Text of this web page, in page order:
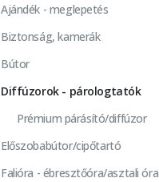
Ajándék - meglepetés
Biztonság, kamerák
Bútor
Diffúzorok - párologtatók
Prémium párásító/diffúzor
Előszobabútor/cipőtartó
Falióra - ébresztőóra/asztali óra